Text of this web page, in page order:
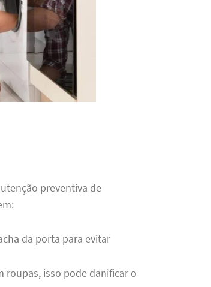
preventiva de
da porta para evitar
roupas, isso pode danificar o